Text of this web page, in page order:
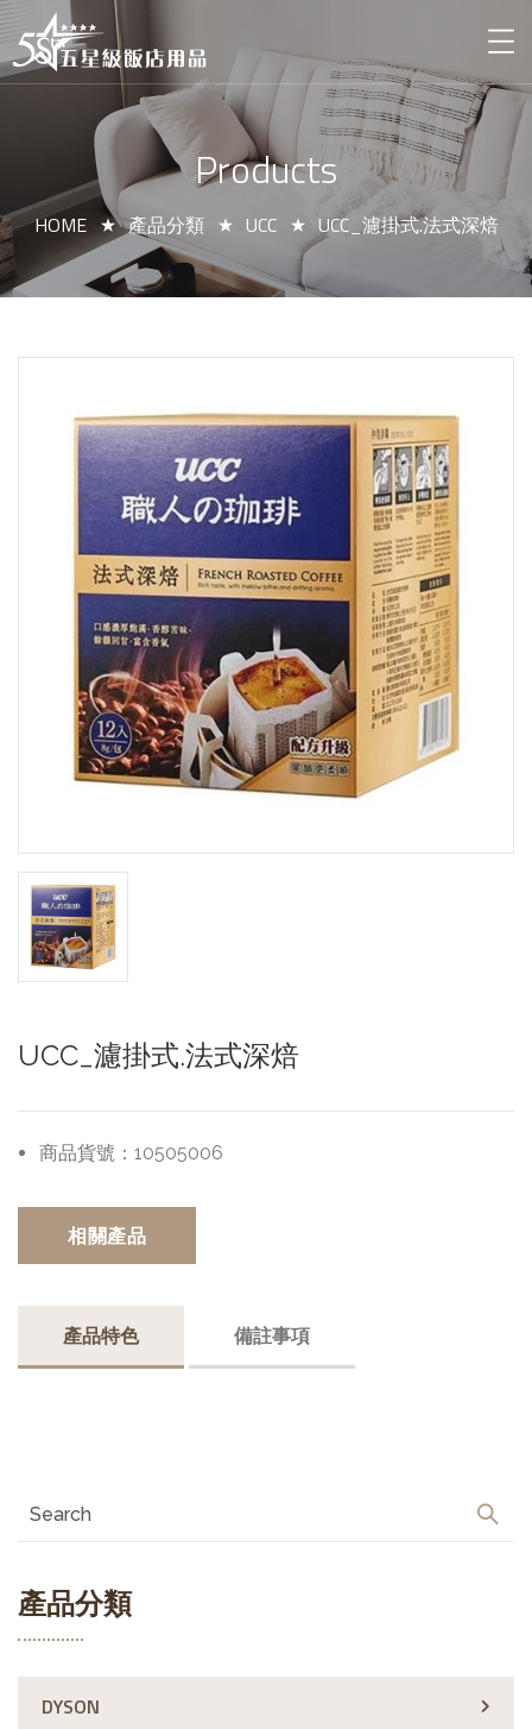
Products
HOME 產品分類 UCC UCC_濾掛式.法式深焙
產品分類
DYSON
UCC_濾掛式.法式深焙
商品貨號： 10505006
相關產品
產品特色 備註事項